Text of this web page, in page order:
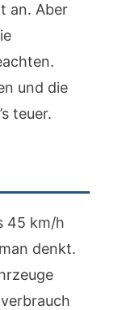
an. Aber
und die
teuer.
45 km/h
denkt.